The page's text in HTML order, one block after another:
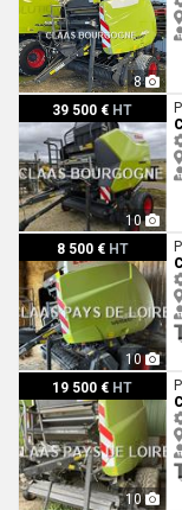
8
39 500 € HT
10
Claas VARIANT 580 RF
8 500 € HT
10
Claas PRESSE VARIANT
19 500 € HT
10
Claas PRESSE